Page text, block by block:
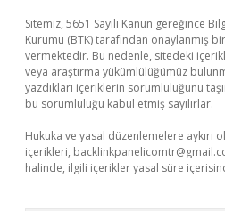
Sitemiz, 5651 Sayılı Kanun gereğince
Kurumu (BTK) tarafından onaylanmış
vermektedir. Bu nedenle, sitedeki
veya araştırma yükümlülüğümüz
yazdıkları içeriklerin sorumluluğunu
bu sorumluluğu kabul etmiş sayılırlar.
Hukuka ve yasal düzenlemelere aykırı
içerikleri,
halinde, ilgili içerikler yasal süre